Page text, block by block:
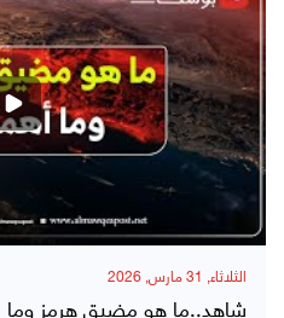
الثلاثاء, 31 مارس, 2026
شاهد..ما هو مضيق هرمز